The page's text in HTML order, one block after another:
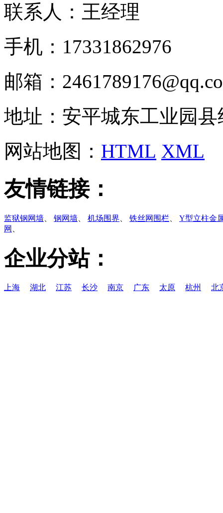
联系人：王经理
手机：17331862976
邮箱：
地址：安平城东工业园县
网站地图： HTML XML
友情链接：
监狱钢网墙 钢网墙 机场围界 铁丝网围栏
Y型立柱金
网
企业分站：
上海 湖北 江苏 长沙 南京 广东 太原 杭州 北